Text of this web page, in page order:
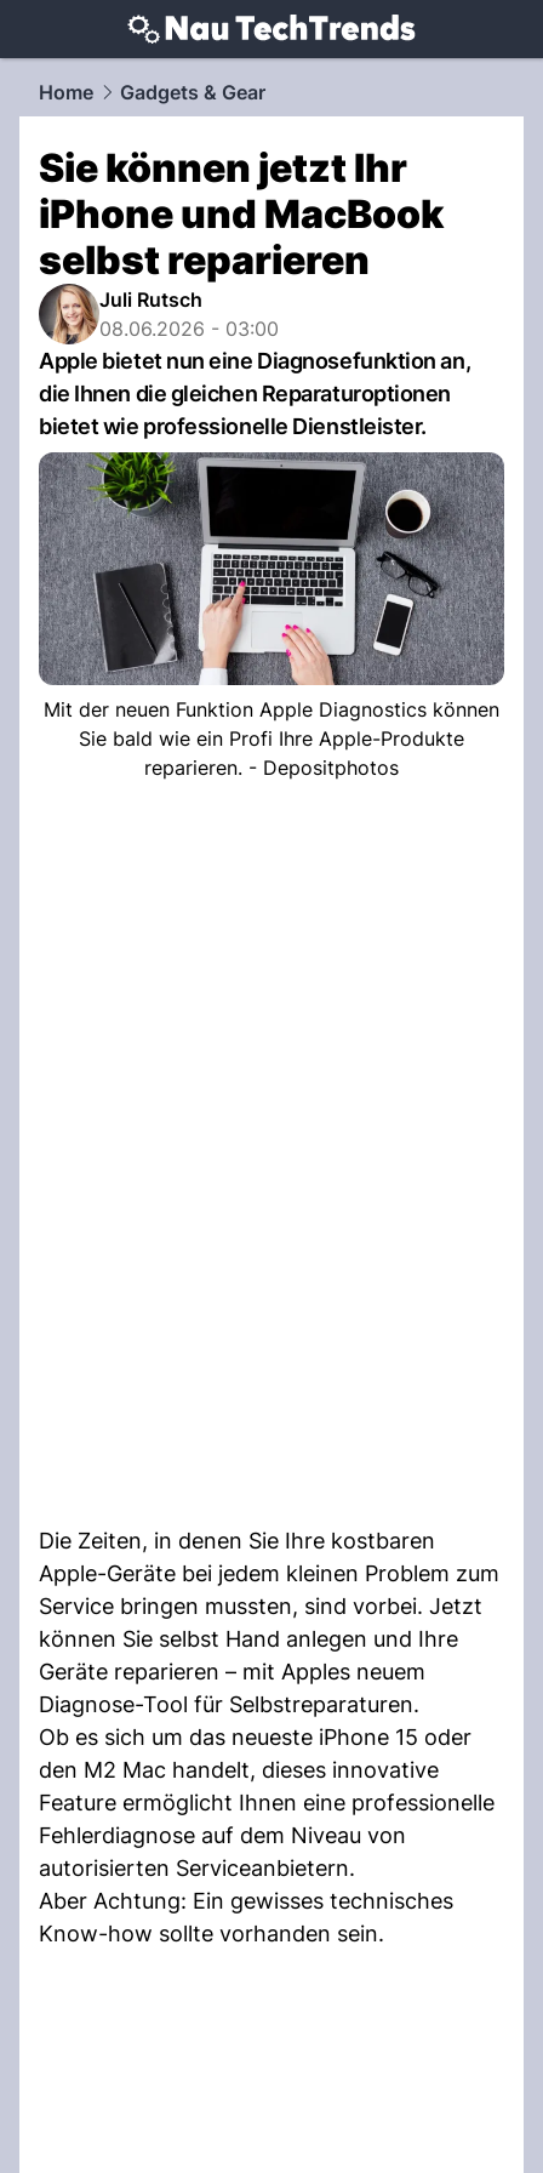
techtrends.NAU.ch
Home Gadgets & Gear
Sie können jetzt Ihr
iPhone und MacBook
selbst reparieren
Juli Rutsch
08.06.2026 - 03:00
Apple bietet nun eine Diagnosefunktion an,
die Ihnen die gleichen Reparaturoptionen
bietet wie professionelle Dienstleister.
Mit der neuen Funktion Apple Diagnostics können
Sie bald wie ein Profi Ihre Apple-Produkte
reparieren. - Depositphotos
Die Zeiten, in denen Sie Ihre kostbaren
Apple-Geräte bei jedem kleinen Problem zum
Service bringen mussten, sind vorbei. Jetzt
können Sie selbst Hand anlegen und Ihre
Geräte reparieren – mit Apples neuem
Diagnose-Tool für Selbstreparaturen.
Ob es sich um das neueste iPhone 15 oder
den M2 Mac handelt, dieses innovative
Feature ermöglicht Ihnen eine professionelle
Fehlerdiagnose auf dem Niveau von
autorisierten Serviceanbietern.
Aber Achtung: Ein gewisses technisches
Know-how sollte vorhanden sein.